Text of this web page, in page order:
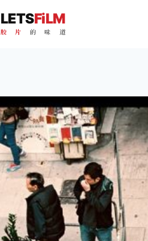
LETSFiLM
胶 片 的 味 道